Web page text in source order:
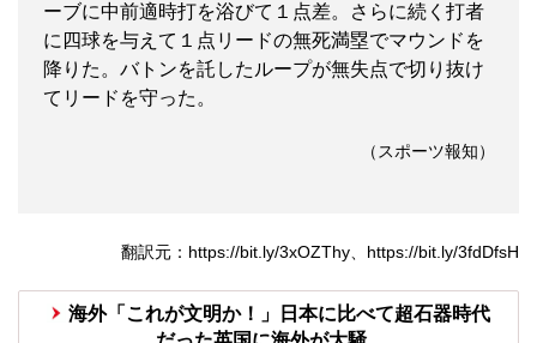
ーブに中前適時打を浴びて１点差。さらに続く打者
に四球を与えて１点リードの無死満塁でマウンドを
降りた。バトンを託したループが無失点で切り抜け
てリードを守った。
（スポーツ報知）
翻訳元：https://bit.ly/3xOZThy、https://bit.ly/3fdDfsH
海外「これが文明か！」日本に比べて超石器時代